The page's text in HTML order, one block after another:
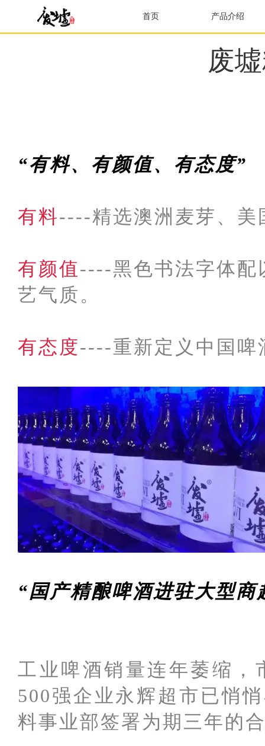
首页 产品介绍
废
“有料、有颜值、有态度”
有料----精选澳洲麦芽、美
有颜值----黑色书法字体配
艺气质。
有态度----重新定义中国啤
“国产精酿啤酒进驻大型商
工业啤酒销量连年萎缩，
500强企业永辉超市已悄
料事业部签署为期三年的